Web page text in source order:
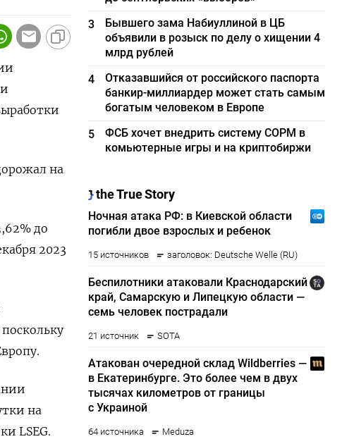
на
до
2023
на
LSEG.
3
Бывшего зама Набиуллиной в ЦБ
объявили в розыск по делу о хищении 4
млрд рублей
4
Отказавшийся от российского паспорта
банкир-миллиардер может стать самым
богатым человеком в Европе
5
ФСБ хочет внедрить систему СОРМ в
комьютерные игры и на криптобиржи